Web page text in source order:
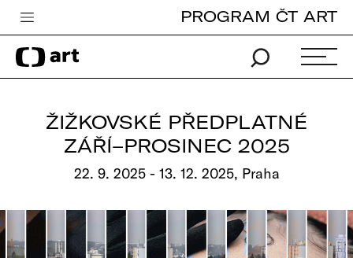
Česká televize
Zpravodajství
TV program
PROGRAM ČT ART
ŽIŽKOVSKÉ PŘEDPLATNÉ
ZÁŘÍ–PROSINEC 2025
22. 9. 2025 - 13. 12. 2025, Praha